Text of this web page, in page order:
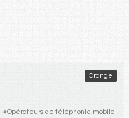
Orange
#Opérateurs de téléphonie mobile